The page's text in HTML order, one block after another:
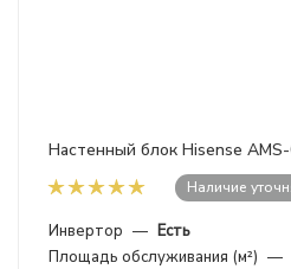
Настенный блок Hisense
Наличие
Инвертор — Есть
Площадь обслуживания (м²) —